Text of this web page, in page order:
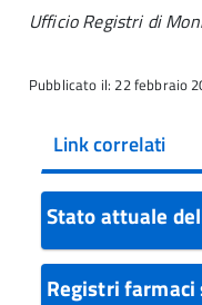
Ufficio Registri di
Pubblicato il: 22 febbraio
Link correlati
Stato attuale
Registri